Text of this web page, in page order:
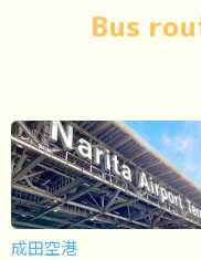
Bus
成田空港